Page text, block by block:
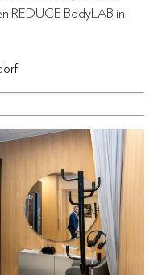
REDUCE BodyLAB in